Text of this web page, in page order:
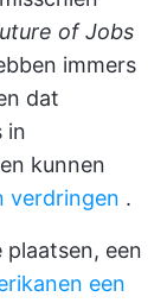
of Jobs
immers
dat
in
kunnen
verdringen .
een
een